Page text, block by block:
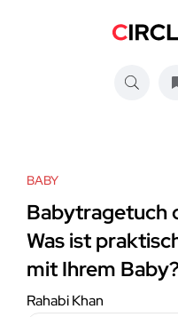
BABY
Babytragetuch
Was ist
mit Ihrem
Rahabi Khan